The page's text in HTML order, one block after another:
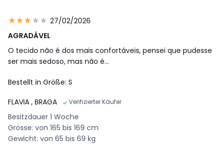
27/02/2026
AGRADÁVEL
O tecido não é dos mais confortáveis, pensei que pudesse
ser mais sedoso, mas não é...
Bestellt in Größe: S
FLAVIA , BRAGA Verifizierter Käufer
Besitzdauer 1 Woche
Grösse: von 165 bis 169 cm
Gewicht: von 65 bis 69 kg